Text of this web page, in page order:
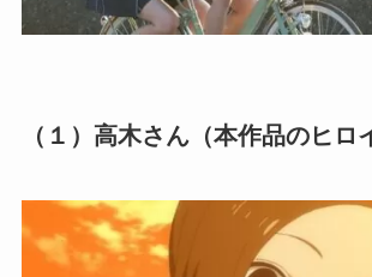
（１）高木さん（本作品のヒロ